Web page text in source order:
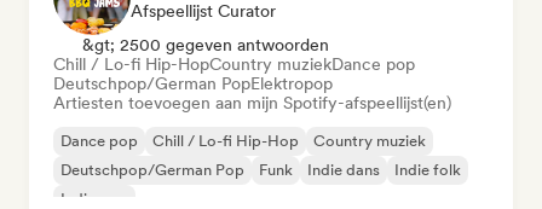
Afspeellijst Curator
&gt; 2500 gegeven antwoorden
Chill / Lo-fi Hip-HopCountry muziekDance pop
Deutschpop/German PopElektropop
Artiesten toevoegen aan mijn Spotify-afspeellijst(en)
Dance pop Chill / Lo-fi Hip-Hop
Country muziek
Deutschpop/German Pop
Funk Indie dans
Indie folk
Indie pop